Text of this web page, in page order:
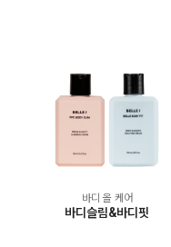
바디 올 케어
바디슬림&바디핏